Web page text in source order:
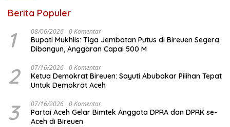
Berita Populer
1 08/06/2026 0 Komentar
Bupati Mukhlis: Tiga Jembatan Putus di Bireuen Segera
Dibangun, Anggaran Capai 500 M
2 07/16/2026 0 Komentar
Ketua Demokrat Bireuen: Sayuti Abubakar Pilihan Tepat
Untuk Demokrat Aceh
3 07/16/2026 0 Komentar
Partai Aceh Gelar Bimtek Anggota DPRA dan DPRK se-
Aceh di Bireuen